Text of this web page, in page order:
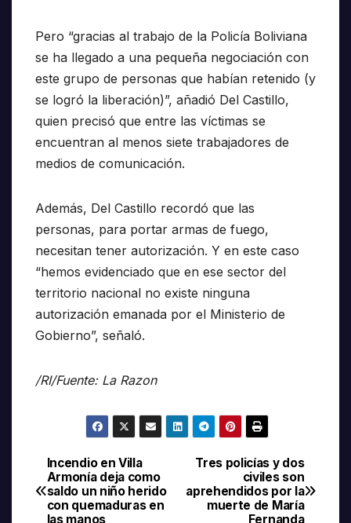
Pero “gracias al trabajo de la Policía Boliviana
se ha llegado a una pequeña negociación con
este grupo de personas que habían retenido (y
se logró la liberación)”, añadió Del Castillo,
quien precisó que entre las víctimas se
encuentran al menos siete trabajadores de
medios de comunicación.
Además, Del Castillo recordó que las
personas, para portar armas de fuego,
necesitan tener autorización. Y en este caso
“hemos evidenciado que en ese sector del
territorio nacional no existe ninguna
autorización emanada por el Ministerio de
Gobierno”, señaló.
/RI/Fuente: La Razon
Navegación
de
Tres policías y dos
civiles son
aprehendidos por la
muerte de María
Fernanda
Incendio en Villa
Armonía deja como
saldo un niño herido
con quemaduras en
las manos